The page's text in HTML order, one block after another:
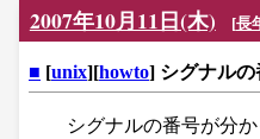
2007年10月11日(木) [長
■ [unix][howto] シグナル
シグナルの番号が分